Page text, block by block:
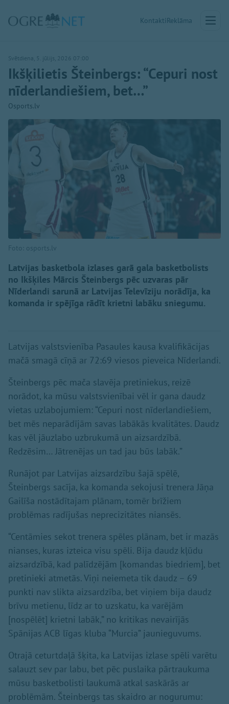
KontaktiReklāma
Svētdiena, 5. jūlijs, 2026 07:00
Ikšķilietis Šteinbergs: “Cepuri nost
nīderlandiešiem, bet…”
Osports.lv
Foto: osports.lv
Latvijas basketbola izlases garā gala basketbolists
no Ikšķiles Mārcis Šteinbergs pēc uzvaras pār
Nīderlandi sarunā ar Latvijas Televīziju norādīja, ka
komanda ir spējīga rādīt krietni labāku sniegumu.
Latvijas valstsvienība Pasaules kausa kvalifikācijas
mačā smagā cīņā ar 72:69 viesos pieveica Nīderlandi.
Šteinbergs pēc mača slavēja pretiniekus, reizē
norādot, ka mūsu valstsvienībai vēl ir gana daudz
vietas uzlabojumiem: “Cepuri nost nīderlandiešiem,
bet mēs neparādījām savas labākās kvalitātes. Daudz
kas vēl jāuzlabo uzbrukumā un aizsardzībā.
Redzēsim… Jātrenējas un tad jau būs labāk.”
Runājot par Latvijas aizsardzību šajā spēlē,
Šteinbergs sacīja, ka komanda sekojusi trenera Jāņa
Gailīša nostādītajam plānam, tomēr brīžiem
problēmas radījušas neprecizitātes niansēs.
“Centāmies sekot trenera spēles plānam, bet ir mazās
nianses, kuras izteica visu spēli. Bija daudz kļūdu
aizsardzībā, kad palīdzējām [komandas biedriem], bet
pretinieki atmetās. Viņi neiemeta tik daudz – 69
punkti nav slikta aizsardzība, bet viņiem bija daudz
brīvu metienu, līdz ar to uzskatu, ka varējām
[nospēlēt] krietni labāk,” no kritikas nevairījās
Spānijas ACB līgas kluba “Murcia” jaunieguvums.
Otrajā ceturtdaļā šķita, ka Latvijas izlase spēli varētu
salauzt sev par labu, bet pēc puslaika pārtraukuma
mūsu basketbolisti laukumā atkal saskārās ar
problēmām. Šteinbergs tas skaidro ar nogurumu: